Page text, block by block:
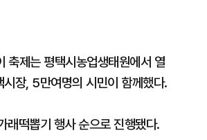
제는 평택시농업생태원에서 열
장, 5만여명의 시민이 함께했다.
떡뽑기 행사 순으로 진행됐다.